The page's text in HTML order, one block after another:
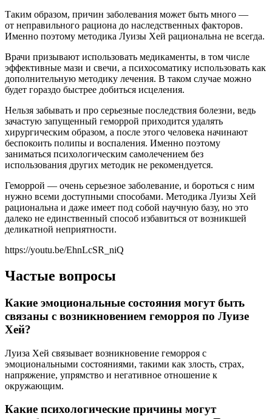
Таким образом, причин заболевания может быть много —
от неправильного рациона до наследственных факторов.
Именно поэтому методика Луизы Хей рациональна не всегда.
Врачи призывают использовать медикаменты, в том числе
эффективные мази и свечи, а психосоматику использовать как
дополнительную методику лечения. В таком случае можно
будет гораздо быстрее добиться исцеления.
Нельзя забывать и про серьезные последствия болезни, ведь
зачастую запущенный геморрой приходится удалять
хирургическим образом, а после этого человека начинают
беспокоить полипы и воспаления. Именно поэтому
заниматься психологическим самолечением без
использования других методик не рекомендуется.
Геморрой — очень серьезное заболевание, и бороться с ним
нужно всеми доступными способами. Методика Луизы Хей
рациональна и даже имеет под собой научную базу, но это
далеко не единственный способ избавиться от возникшей
деликатной неприятности.
https://youtu.be/EhnLcSR_niQ
Частые вопросы
Какие эмоциональные состояния могут быть
связаны с возникновением геморроя по Луизе
Хей?
Луиза Хей связывает возникновение геморроя с
эмоциональными состояниями, такими как злость, страх,
напряжение, упрямство и негативное отношение к
окружающим.
Какие психологические причины могут